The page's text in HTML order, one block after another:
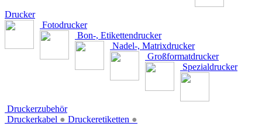
Drucker
Fotodrucker
Bon-, Etikettendrucker
Nadel-, Matrixdrucker
Großformatdrucker
Spezialdrucker
Druckerzubehör
Druckerkabel ● Druckeretiketten ●